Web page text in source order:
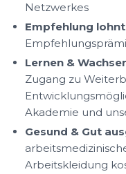
Netzwerkes
Empfehlung
Lernen &
Zugang zu
Akademie und
Gesund & Gut
Arbeitskleidung